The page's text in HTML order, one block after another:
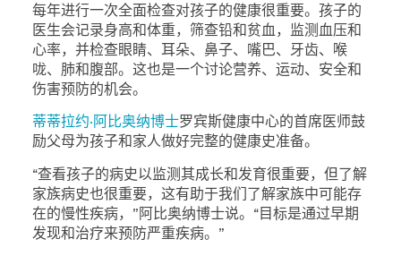
每年进行一次全面检查对孩子的健康很重要。孩子的
医生会记录身高和体重，筛查铅和贫血，监测血压和
心率，并检查眼睛、耳朵、鼻子、嘴巴、牙齿、喉
咙、肺和腹部。这也是一个讨论营养、运动、安全和
伤害预防的机会。
蒂蒂拉约·阿比奥纳博士罗宾斯健康中心的首席医师鼓
励父母为孩子和家人做好完整的健康史准备。
“查看孩子的病史以监测其成长和发育很重要，但了解
家族病史也很重要，这有助于我们了解家族中可能存
在的慢性疾病，”阿比奥纳博士说。“目标是通过早期
发现和治疗来预防严重疾病。”